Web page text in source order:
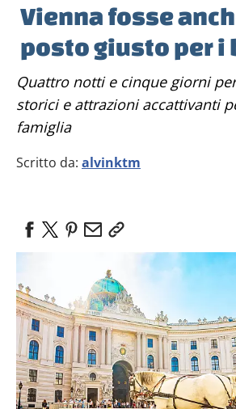
Vienna fosse
posto giusto per i
Quattro notti e cinque giorni per scoprire musei
storici e attrazioni accattivanti
famiglia
Scritto da: alvinktm